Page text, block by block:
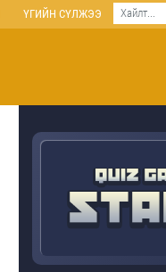
ҮГИЙН СҮЛЖЭЭ